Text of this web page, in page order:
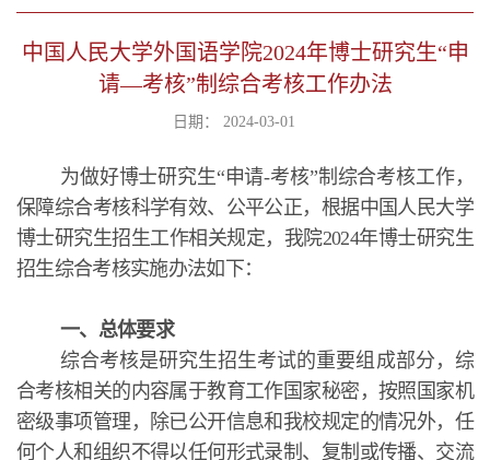
中国人民大学外国语学院2024年博士研究生“申
请—考核”制综合考核工作办法
日期： 2024-03-01
为做好博士研究生“申请-考核”制综合考核工作，
保障综合考核科学有效、公平公正，根据中国人民大学
博士研究生招生工作相关规定，我院2024年博士研究生
招生综合考核实施办法如下：
一、总体要求
综合考核是研究生招生考试的重要组成部分，综
合考核相关的内容属于教育工作国家秘密，按照国家机
密级事项管理，除已公开信息和我校规定的情况外，任
何个人和组织不得以任何形式录制、复制或传播、交流